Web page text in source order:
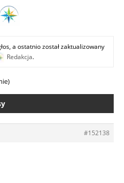
a ostatnio został zaktualizowany
Redakcja.
#152138